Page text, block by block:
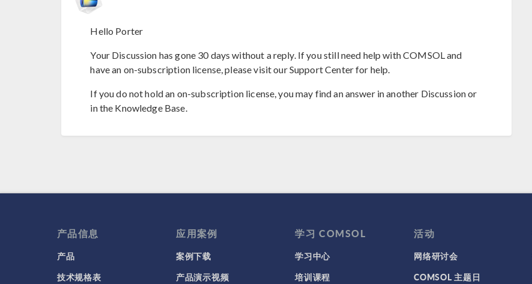
Hello Porter
Your Discussion has gone 30 days without a reply. If you still need help with COMSOL and
have an on-subscription license, please visit our Support Center for help.
If you do not hold an on-subscription license, you may find an answer in another Discussion or
in the Knowledge Base.
产品信息
产品
技术规格表
应用案例
案例下载
产品演示视频
学习 COMSOL
学习中心
培训课程
活动
网络研讨会
COMSOL 主题日